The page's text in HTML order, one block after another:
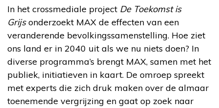
In het crossmediale project De Toekomst is
Grijsonderzoekt MAX de effecten van een
veranderende bevolkingssamenstelling. Hoe ziet
ons land er in 2040 uit als we nu niets doen? In
diverse programma’s brengt MAX, samen met het
publiek, initiatieven in kaart. De omroep spreekt
met experts die zich druk maken over de almaar
toenemende vergrijzing en gaat op zoek naar